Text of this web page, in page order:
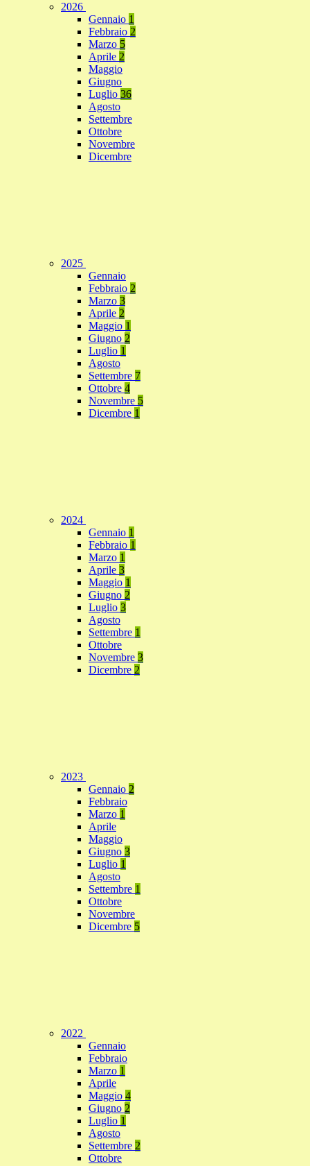
2026
Gennaio 1
Febbraio 2
Marzo 5
Aprile 2
Maggio
Giugno
Luglio 36
Agosto
Settembre
Ottobre
Novembre
Dicembre
2025
Gennaio
Febbraio 2
Marzo 3
Aprile 2
Maggio 1
Giugno 2
Luglio 1
Agosto
Settembre 7
Ottobre 4
Novembre 5
Dicembre 1
2024
Gennaio 1
Febbraio 1
Marzo 1
Aprile 3
Maggio 1
Giugno 2
Luglio 3
Agosto
Settembre 1
Ottobre
Novembre 3
Dicembre 2
2023
Gennaio 2
Febbraio
Marzo 1
Aprile
Maggio
Giugno 3
Luglio 1
Agosto
Settembre 1
Ottobre
Novembre
Dicembre 5
2022
Gennaio
Febbraio
Marzo 1
Aprile
Maggio 4
Giugno 2
Luglio 1
Agosto
Settembre 2
Ottobre